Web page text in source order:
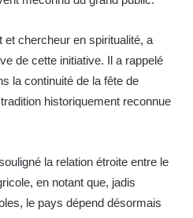
chercheur en spiritualité, a
de cette initiative. Il a rappelé
la continuité de la fête de
historiquement reconnue
la relation étroite entre le
en notant que, jadis
le pays dépend désormais